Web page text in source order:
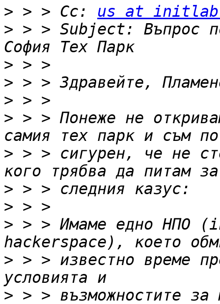
> > > Cc: us at
> > > Subject: Въпрос
>
>
>
> > > Понеже не
> > > сигурен, че не
>
>
> > > Имаме едно НПО
> > > известно време
> > > възможностите